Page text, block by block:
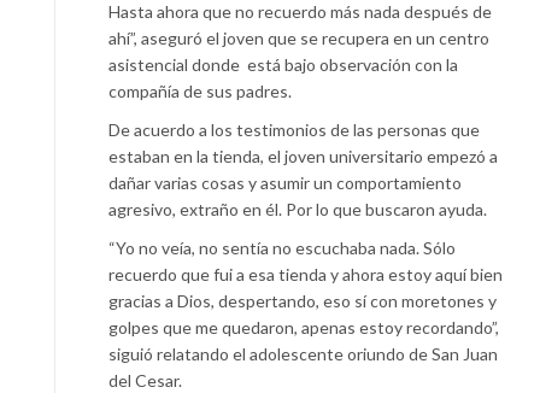
Hasta ahora que no recuerdo más nada después de
ahí”, aseguró el joven que se recupera en un centro
asistencial donde está bajo observación con la
compañía de sus padres.
De acuerdo a los testimonios de las personas que
estaban en la tienda, el joven universitario empezó a
dañar varias cosas y asumir un comportamiento
agresivo, extraño en él. Por lo que buscaron ayuda.
“Yo no veía, no sentía no escuchaba nada. Sólo
recuerdo que fui a esa tienda y ahora estoy aquí bien
gracias a Dios, despertando, eso sí con moretones y
golpes que me quedaron, apenas estoy recordando”,
siguió relatando el adolescente oriundo de San Juan
del Cesar.